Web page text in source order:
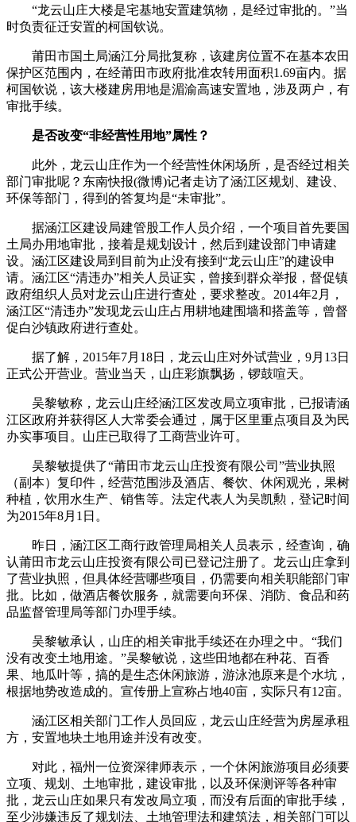
“龙云山庄大楼是宅基地安置建筑物，是经过审批的。”当
时负责征迁安置的柯国钦说。
莆田市国土局涵江分局批复称，该建房位置不在基本农田
保护区范围内，在经莆田市政府批准农转用面积1.69亩内。据
柯国钦说，该大楼建房用地是湄渝高速安置地，涉及两户，有
审批手续。
是否改变“非经营性用地”属性？
此外，龙云山庄作为一个经营性休闲场所，是否经过相关
部门审批呢？东南快报(微博)记者走访了涵江区规划、建设、
环保等部门，得到的答复均是“未审批”。
据涵江区建设局建管股工作人员介绍，一个项目首先要国
土局办用地审批，接着是规划设计，然后到建设部门申请建
设。涵江区建设局到目前为止没有接到“龙云山庄”的建设申
请。涵江区“清违办”相关人员证实，曾接到群众举报，督促镇
政府组织人员对龙云山庄进行查处，要求整改。2014年2月，
涵江区“清违办”发现龙云山庄占用耕地建围墙和搭盖等，曾督
促白沙镇政府进行查处。
据了解，2015年7月18日，龙云山庄对外试营业，9月13日
正式公开营业。营业当天，山庄彩旗飘扬，锣鼓喧天。
吴黎敏称，龙云山庄经涵江区发改局立项审批，已报请涵
江区政府并获得区人大常委会通过，属于区里重点项目及为民
办实事项目。山庄已取得了工商营业许可。
吴黎敏提供了“莆田市龙云山庄投资有限公司”营业执照
（副本）复印件，经营范围涉及酒店、餐饮、休闲观光，果树
种植，饮用水生产、销售等。法定代表人为吴凯勲，登记时间
为2015年8月1日。
昨日，涵江区工商行政管理局相关人员表示，经查询，确
认莆田市龙云山庄投资有限公司已登记注册了。龙云山庄拿到
了营业执照，但具体经营哪些项目，仍需要向相关职能部门审
批。比如，做酒店餐饮服务，就需要向环保、消防、食品和药
品监督管理局等部门办理手续。
吴黎敏承认，山庄的相关审批手续还在办理之中。“我们
没有改变土地用途。”吴黎敏说，这些田地都在种花、百香
果、地瓜叶等，搞的是生态休闲旅游，游泳池原来是个水坑，
根据地势改造成的。宣传册上宣称占地40亩，实际只有12亩。
涵江区相关部门工作人员回应，龙云山庄经营为房屋承租
方，安置地块土地用途并没有改变。
对此，福州一位资深律师表示，一个休闲旅游项目必须要
立项、规划、土地审批，建设审批，以及环保测评等各种审
批，龙云山庄如果只有发改局立项，而没有后面的审批手续，
至少涉嫌违反了规划法、土地管理法和建筑法，相关部门可以